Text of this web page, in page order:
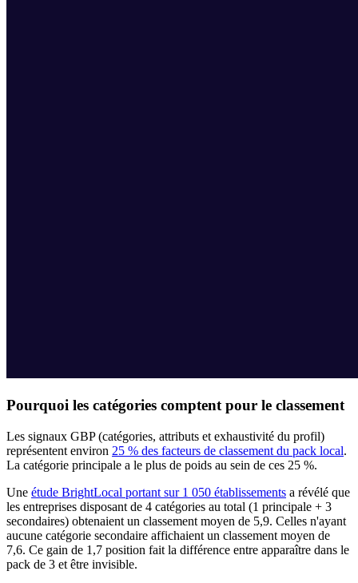
Pourquoi les catégories comptent pour le classement
Les signaux GBP (catégories, attributs et exhaustivité du profil)
représentent environ 25 % des facteurs de classement du pack local.
La catégorie principale a le plus de poids au sein de ces 25 %.
Une étude BrightLocal portant sur 1 050 établissements a révélé que
les entreprises disposant de 4 catégories au total (1 principale + 3
secondaires) obtenaient un classement moyen de 5,9. Celles n'ayant
aucune catégorie secondaire affichaient un classement moyen de
7,6. Ce gain de 1,7 position fait la différence entre apparaître dans le
pack de 3 et être invisible.